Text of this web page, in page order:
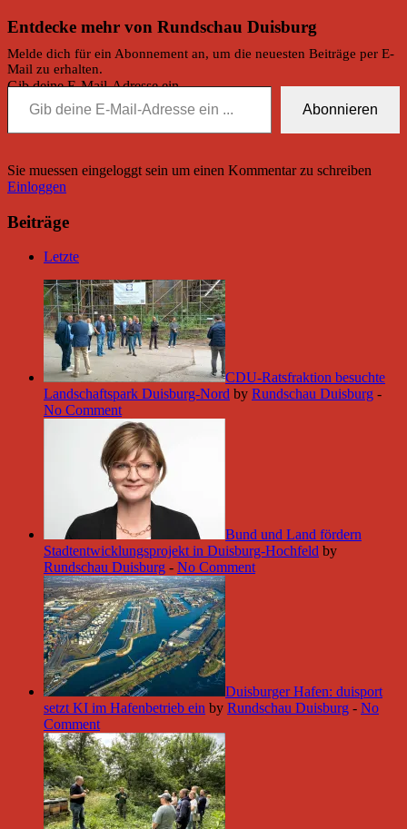
Entdecke mehr von Rundschau Duisburg
Melde dich für ein Abonnement an, um die neuesten Beiträge per E-
Mail zu erhalten.
Gib deine E-Mail-Adresse ein ...
Abonnieren
Sie muessen eingeloggt sein um einen Kommentar zu schreiben
Einloggen
Beiträge
Letzte
CDU-Ratsfraktion besuchte
Landschaftspark Duisburg-Nord by Rundschau Duisburg -
No Comment
Bund und Land fördern
Stadtentwicklungsprojekt in Duisburg-Hochfeld by
Rundschau Duisburg - No Comment
Duisburger Hafen: duisport
setzt KI im Hafenbetrieb ein by Rundschau Duisburg - No
Comment